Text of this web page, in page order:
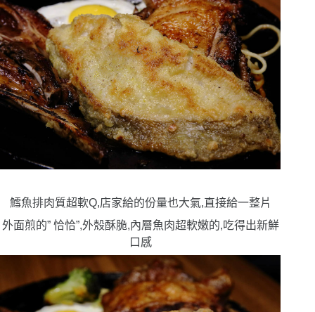
鱈魚排肉質超軟Q,店家給的份量也大氣,直接給一整片
外面煎的” 恰恰”,外殼酥脆,內層魚肉超軟嫩的,吃得出新鮮
口感